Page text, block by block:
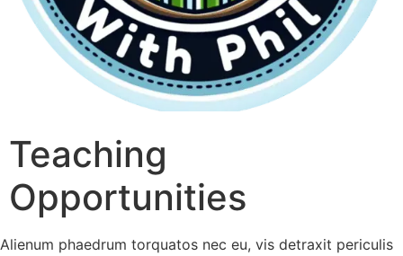
Teaching
Opportunities
Alienum phaedrum torquatos nec eu, vis detraxit periculis